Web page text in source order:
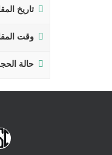
تاريخ
وقت
حالة